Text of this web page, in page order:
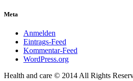
Meta
Anmelden
Eintrags-Feed
Kommentar-Feed
WordPress.org
Health and care © 2014 All Rights